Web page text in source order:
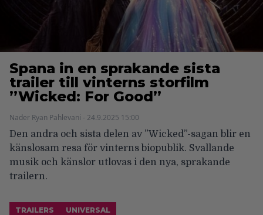
Spana in en sprakande sista
trailer till vinterns storfilm
”Wicked: For Good”
Nader Ryan Pahlevani - 24.9.2025 15:00
Den andra och sista delen av ”Wicked”-sagan blir en
känslosam resa för vinterns biopublik. Svallande
musik och känslor utlovas i den nya, sprakande
trailern.
TRAILERS UNIVERSAL